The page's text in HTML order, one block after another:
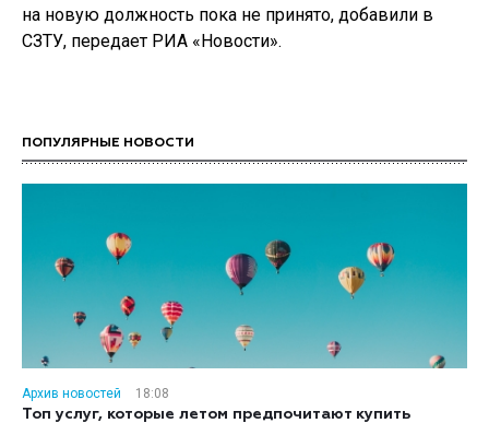
на новую должность пока не принято, добавили в
СЗТУ, передает РИА «Новости».
ПОПУЛЯРНЫЕ НОВОСТИ
Архив новостей
18:08
Топ услуг, которые летом предпочитают купить